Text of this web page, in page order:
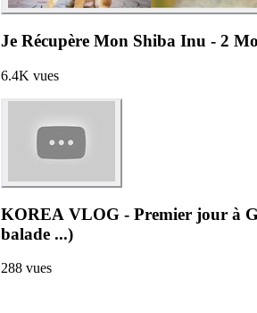
Je Récupère Mon Shiba Inu - 2
6.4K vues
KOREA VLOG - Premier jour à
balade ...)
288 vues